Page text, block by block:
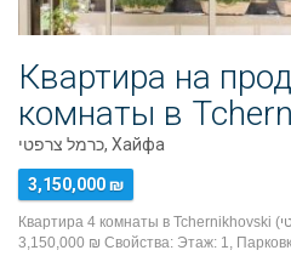
Квартира на
комнаты в
כרמל צרפטי, Хайфа
3,150,000 ₪
Квартира 4 комнаты в Tchernikhovski (כרמל צרפטי, Хайфа) на продажу
3,150,000 ₪ Свойства: Этаж: 1,